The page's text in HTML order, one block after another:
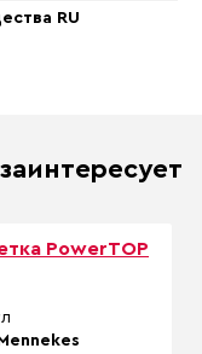
RU
PowerTOP